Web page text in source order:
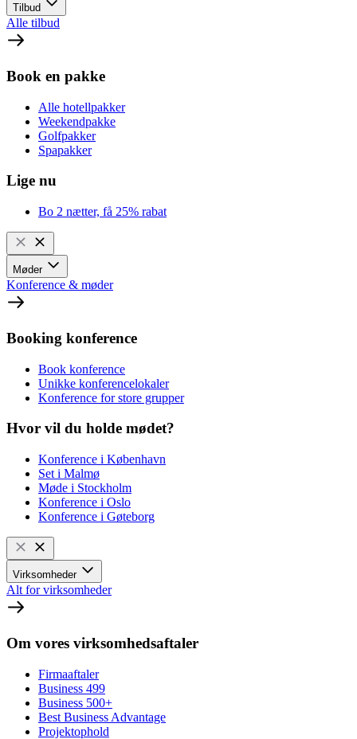
Tilbud
Alle tilbud
Book en pakke
Alle hotellpakker
Weekendpakke
Golfpakker
Spapakker
Lige nu
Bo 2 nætter, få 25% rabat
Møder
Konference & møder
Booking konference
Book konference
Unikke konferencelokaler
Konference for store grupper
Hvor vil du holde mødet?
Konference i København
Set i Malmø
Møde i Stockholm
Konference i Oslo
Konference i Gøteborg
Virksomheder
Alt for virksomheder
Om vores virksomhedsaftaler
Firmaaftaler
Business 499
Business 500+
Best Business Advantage
Projektophold